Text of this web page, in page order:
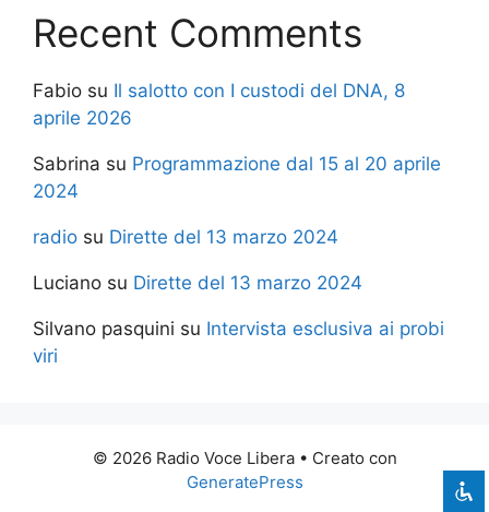
Recent Comments
Fabio su Il salotto con I custodi del DNA, 8
aprile 2026
Sabrina su Programmazione dal 15 al 20 aprile
2024
radio su Dirette del 13 marzo 2024
Luciano su Dirette del 13 marzo 2024
Silvano pasquini su Intervista esclusiva ai probi
viri
© 2026 Radio Voce Libera• Creato con
GeneratePress